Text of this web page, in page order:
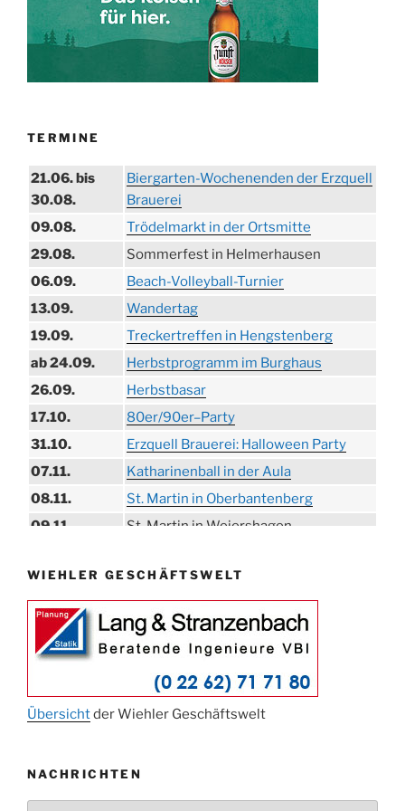
TERMINE
21.06. bis
30.08.
Biergarten-Wochenenden der Erzquell
Brauerei
09.08.
Trödelmarkt in der Ortsmitte
29.08.
Sommerfest in Helmerhausen
06.09.
Beach-Volleyball-Turnier
13.09.
Wandertag
19.09.
Treckertreffen in Hengstenberg
ab 24.09.
Herbstprogramm im Burghaus
26.09.
Herbstbasar
17.10.
80er/90er–Party
31.10.
Erzquell Brauerei: Halloween Party
07.11.
Katharinenball in der Aula
08.11.
St. Martin in Oberbantenberg
09.11.
St. Martin in Weiershagen
11.11.
„DÜX“ im Burghaus
14.11.
15.11.
Konzert Bielsteiner Männerchor
15.11.
Volkstrauertag am Ehrenmal
27.11.
Anknipsfest an der Oberbantenberger
Kirche
WIEHLER GESCHÄFTSWELT
Übersichtder Wiehler Geschäftswelt
NACHRICHTEN